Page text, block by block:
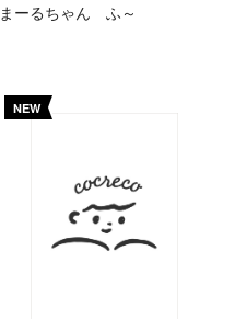
まーるちゃん ふ～
NEW